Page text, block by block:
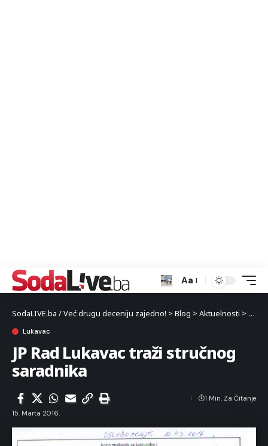
Aa
SodaLIVE.ba / Već drugu deceniju zajedno! > Blog > Aktuelnosti >
Lukavac
JP Rad Lukavac traži stručnog
saradnika
15. Marta 2016.
1 Min. Za Čitanje